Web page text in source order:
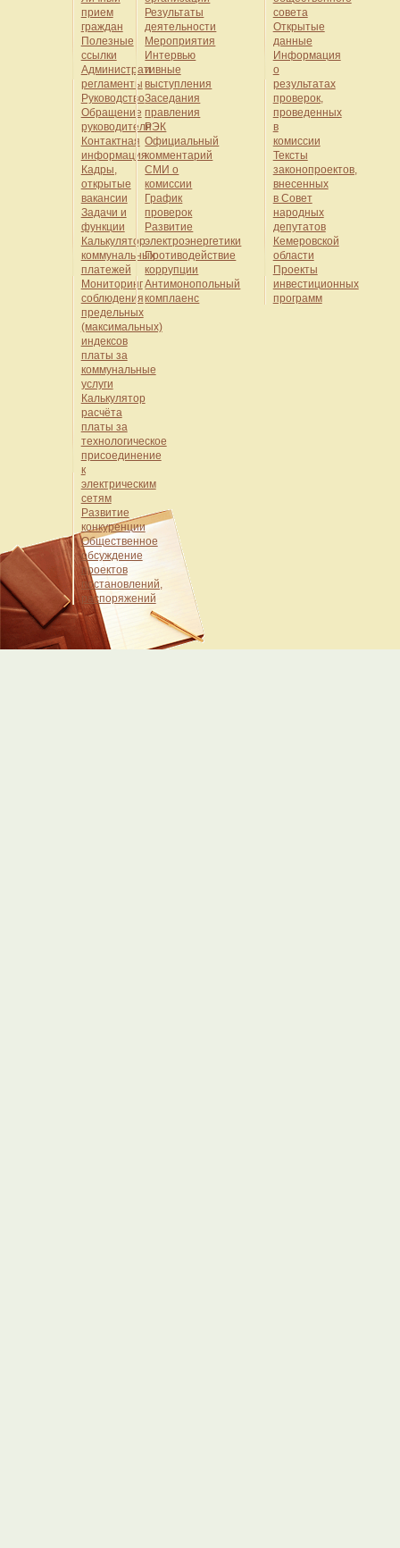
прием
граждан
Полезные
ссылки
Административные
регламенты
Руководство
Обращение
руководителя
Контактная
информация
Кадры,
открытые
вакансии
Задачи и
функции
Калькулятор
коммунальных
платежей
Мониторинг
соблюдения
предельных
(максимальных)
индексов
платы за
коммунальные
услуги
Калькулятор
расчёта
платы за
технологическое
присоединение
к
электрическим
сетям
Развитие
конкуренции
Общественное
обсуждение
проектов
постановлений,
распоряжений
Результаты
деятельности
Мероприятия
Интервью
и
выступления
Заседания
правления
РЭК
Официальный
комментарий
СМИ о
комиссии
График
проверок
Развитие
электроэнергетики
Противодействие
коррупции
Антимонопольный
комплаенс
совета
Открытые
данные
Информация
о
результатах
проверок,
проведенных
в
комиссии
Тексты
законопроектов,
внесенных
в Совет
народных
депутатов
Кемеровской
области
Проекты
инвестиционных
программ